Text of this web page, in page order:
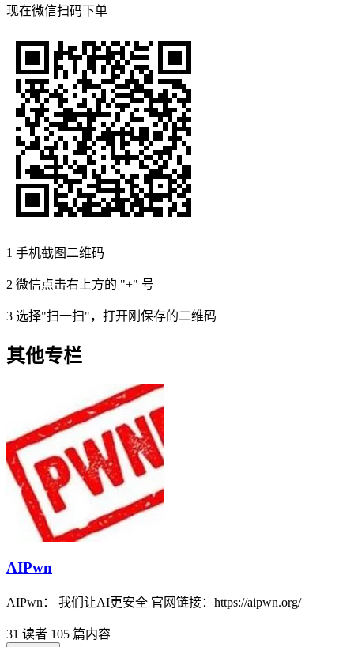
现在微信扫码下单
1 手机截图二维码
2 微信点击右上方的 "+" 号
3 选择"扫一扫"，打开刚保存的二维码
其他专栏
AIPwn
AIPwn： 我们让AI更安全 官网链接：https://aipwn.org/
31 读者 105 篇内容